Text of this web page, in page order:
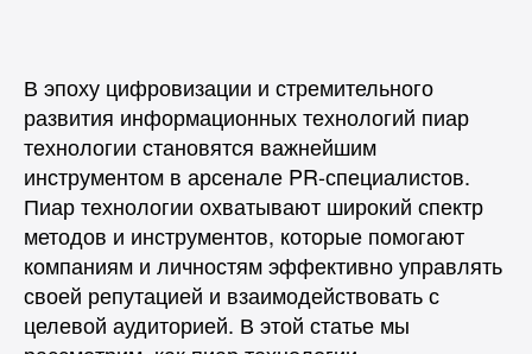
В эпоху цифровизации и стремительного
развития информационных технологий пиар
технологии становятся важнейшим
инструментом в арсенале PR-специалистов.
Пиар технологии охватывают широкий спектр
методов и инструментов, которые помогают
компаниям и личностям эффективно управлять
своей репутацией и взаимодействовать с
целевой аудиторией. В этой статье мы